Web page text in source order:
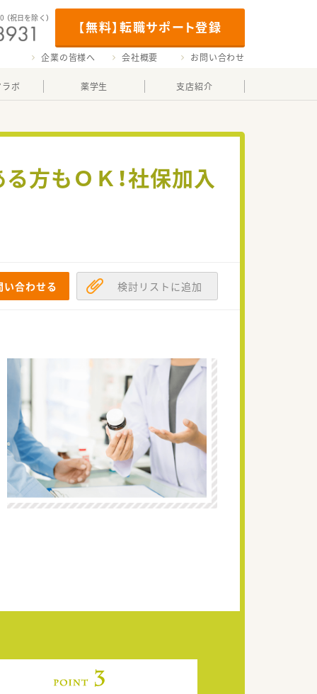
【無料】転職サポート登録
（祝日を除く）
企業の皆様へ 会社概要 お問い合わせ
ボ 薬学生 支店紹介
方もＯＫ！社保加入
い合わせる 検討リストに追加